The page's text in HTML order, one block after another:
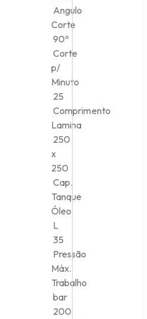
Angulo
Corte
90º
Corte
p/
Minuto
25
Comprimento
Lamina
250
x
250
Cap.
Tanque
Óleo
L
35
Pressão
Máx.
Trabalho
bar
200